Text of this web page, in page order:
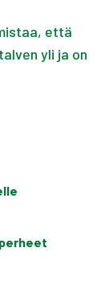
että
yli ja on